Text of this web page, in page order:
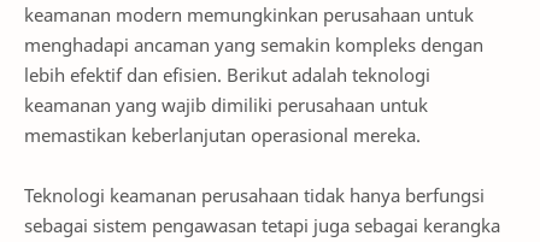
keamanan modern memungkinkan perusahaan untuk
menghadapi ancaman yang semakin kompleks dengan
lebih efektif dan efisien. Berikut adalah teknologi
keamanan yang wajib dimiliki perusahaan untuk
memastikan keberlanjutan operasional mereka.
Teknologi keamanan perusahaan tidak hanya berfungsi
sebagai sistem pengawasan tetapi juga sebagai kerangka